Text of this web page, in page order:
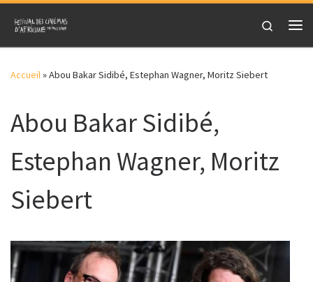
Skip to content
Search
Accueil»Abou Bakar Sidibé, Estephan Wagner, Moritz Siebert
Abou Bakar Sidibé,
Estephan Wagner, Moritz
Siebert